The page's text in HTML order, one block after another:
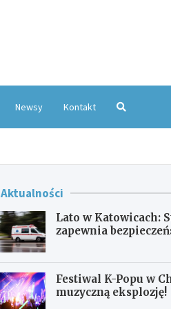
Newsy Kontakt
Aktualności
Lato w Katowicach:
zapewnia
Festiwal K-Popu w
muzyczną eksplozję!